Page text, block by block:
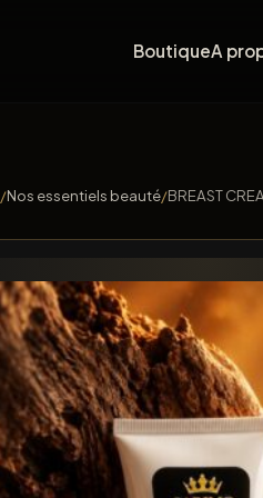
BoutiqueA
/Nos essentiels beauté/BREAST